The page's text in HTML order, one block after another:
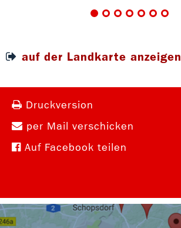
auf der Landkarte anzeigen
Druckversion
per Mail verschicken
Auf Facebook teilen